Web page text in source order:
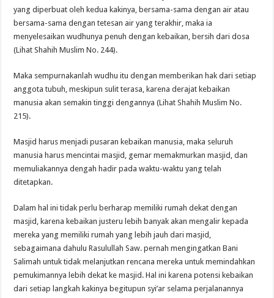
yang diperbuat oleh kedua kakinya, bersama-sama dengan air atau
bersama-sama dengan tetesan air yang terakhir, maka ia
menyelesaikan wudhunya penuh dengan kebaikan, bersih dari dosa
(Lihat Shahih Muslim No. 244).
Maka sempurnakanlah wudhu itu dengan memberikan hak dari setiap
anggota tubuh, meskipun sulit terasa, karena derajat kebaikan
manusia akan semakin tinggi dengannya (Lihat Shahih Muslim No.
215).
Masjid harus menjadi pusaran kebaikan manusia, maka seluruh
manusia harus mencintai masjid, gemar memakmurkan masjid, dan
memuliakannya dengah hadir pada waktu-waktu yang telah
ditetapkan.
Dalam hal ini tidak perlu berharap memiliki rumah dekat dengan
masjid, karena kebaikan justeru lebih banyak akan mengalir kepada
mereka yang memiliki rumah yang lebih jauh dari masjid,
sebagaimana dahulu Rasulullah Saw. pernah mengingatkan Bani
Salimah untuk tidak melanjutkan rencana mereka untuk memindahkan
pemukimannya lebih dekat ke masjid. Hal ini karena potensi kebaikan
dari setiap langkah kakinya begitupun syi’ar selama perjalanannya